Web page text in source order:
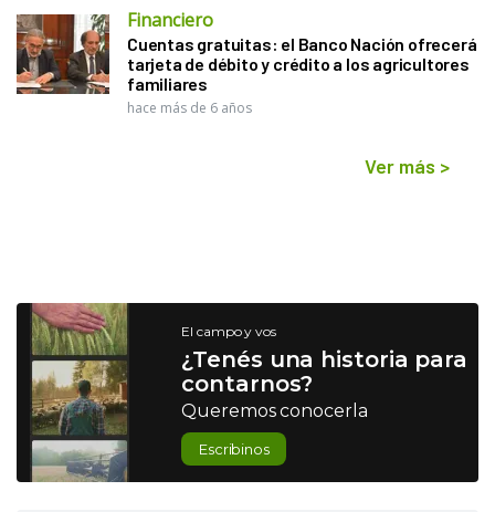
Financiero
Cuentas gratuitas: el Banco Nación ofrecerá
tarjeta de débito y crédito a los agricultores
familiares
hace más de 6 años
Ver más >
El campo y vos
¿Tenés una historia para
contarnos?
Queremos conocerla
Escribinos